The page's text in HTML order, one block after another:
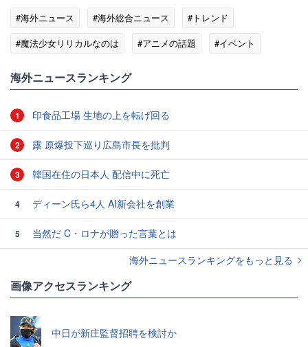
#海外ニュース #海外総合ニュース
#トレンド
#魔法少女リリカルなのは
#アニメの話題
#イベント
海外ニュースランキング
1 印食品工場 生地の上を転げ回る
2 露 原爆投下巡り広島市長を批判
3 韓国在住の日本人 配信中に死亡
4 ディーン氏ら4人 AI新会社を創業
5
当然だ C・ロナが贈った言葉とは
海外ニュースランキングをもっと見る
画像アクセスランキング
中日が新庄監督招聘を検討か